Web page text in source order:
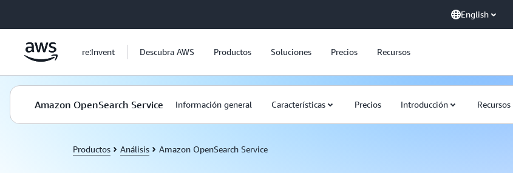
English
re:Invent Descubra AWS Productos Soluciones Precios Recursos
Amazon OpenSearch Service Información general Características Precios Introducción Recursos
Productos Análisis Amazon OpenSearch Service